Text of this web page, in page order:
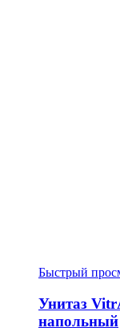
Быстрый
Унитаз
напольный